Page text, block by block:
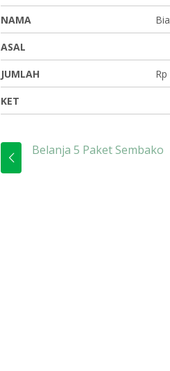
NAMA
ASAL
JUMLAH
KET
Belanja 5 Paket Sembako